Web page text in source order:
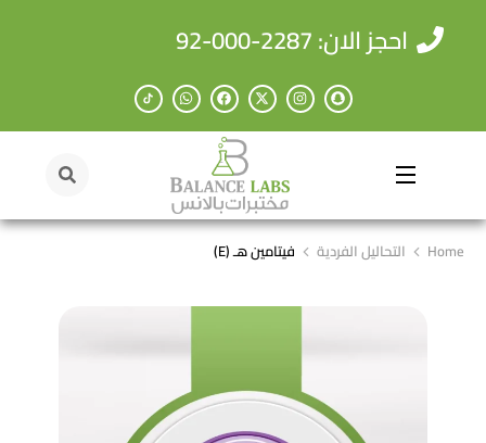
احجز الان: 2287-000-92
You are here:
Home التحاليل الفردية فيتامين هـ (E)